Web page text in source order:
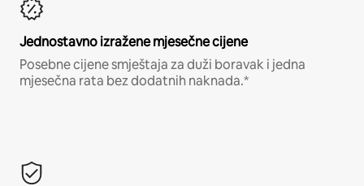
Jednostavno izražene mjesečne cijene
Posebne cijene smještaja za duži boravak i jedna
mjesečna rata bez dodatnih naknada.*